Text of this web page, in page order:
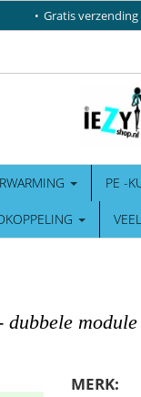
Gratis verzending
PE -
module
MERK: